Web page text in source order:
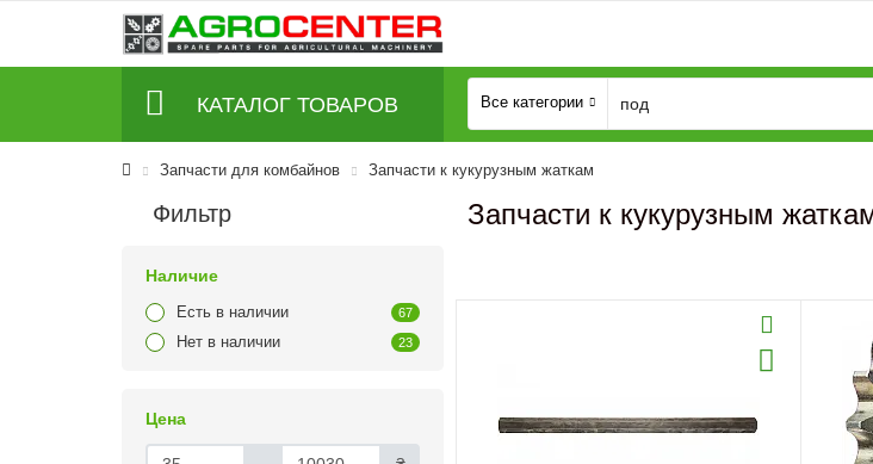
КАТАЛОГ ТОВАРОВ Все категории
Запчасти для комбайнов Запчасти к кукурузным жаткам
Фильтр
Наличие
Есть в наличии 67
Нет в наличии 23
Цена
Запчасти к кукурузным